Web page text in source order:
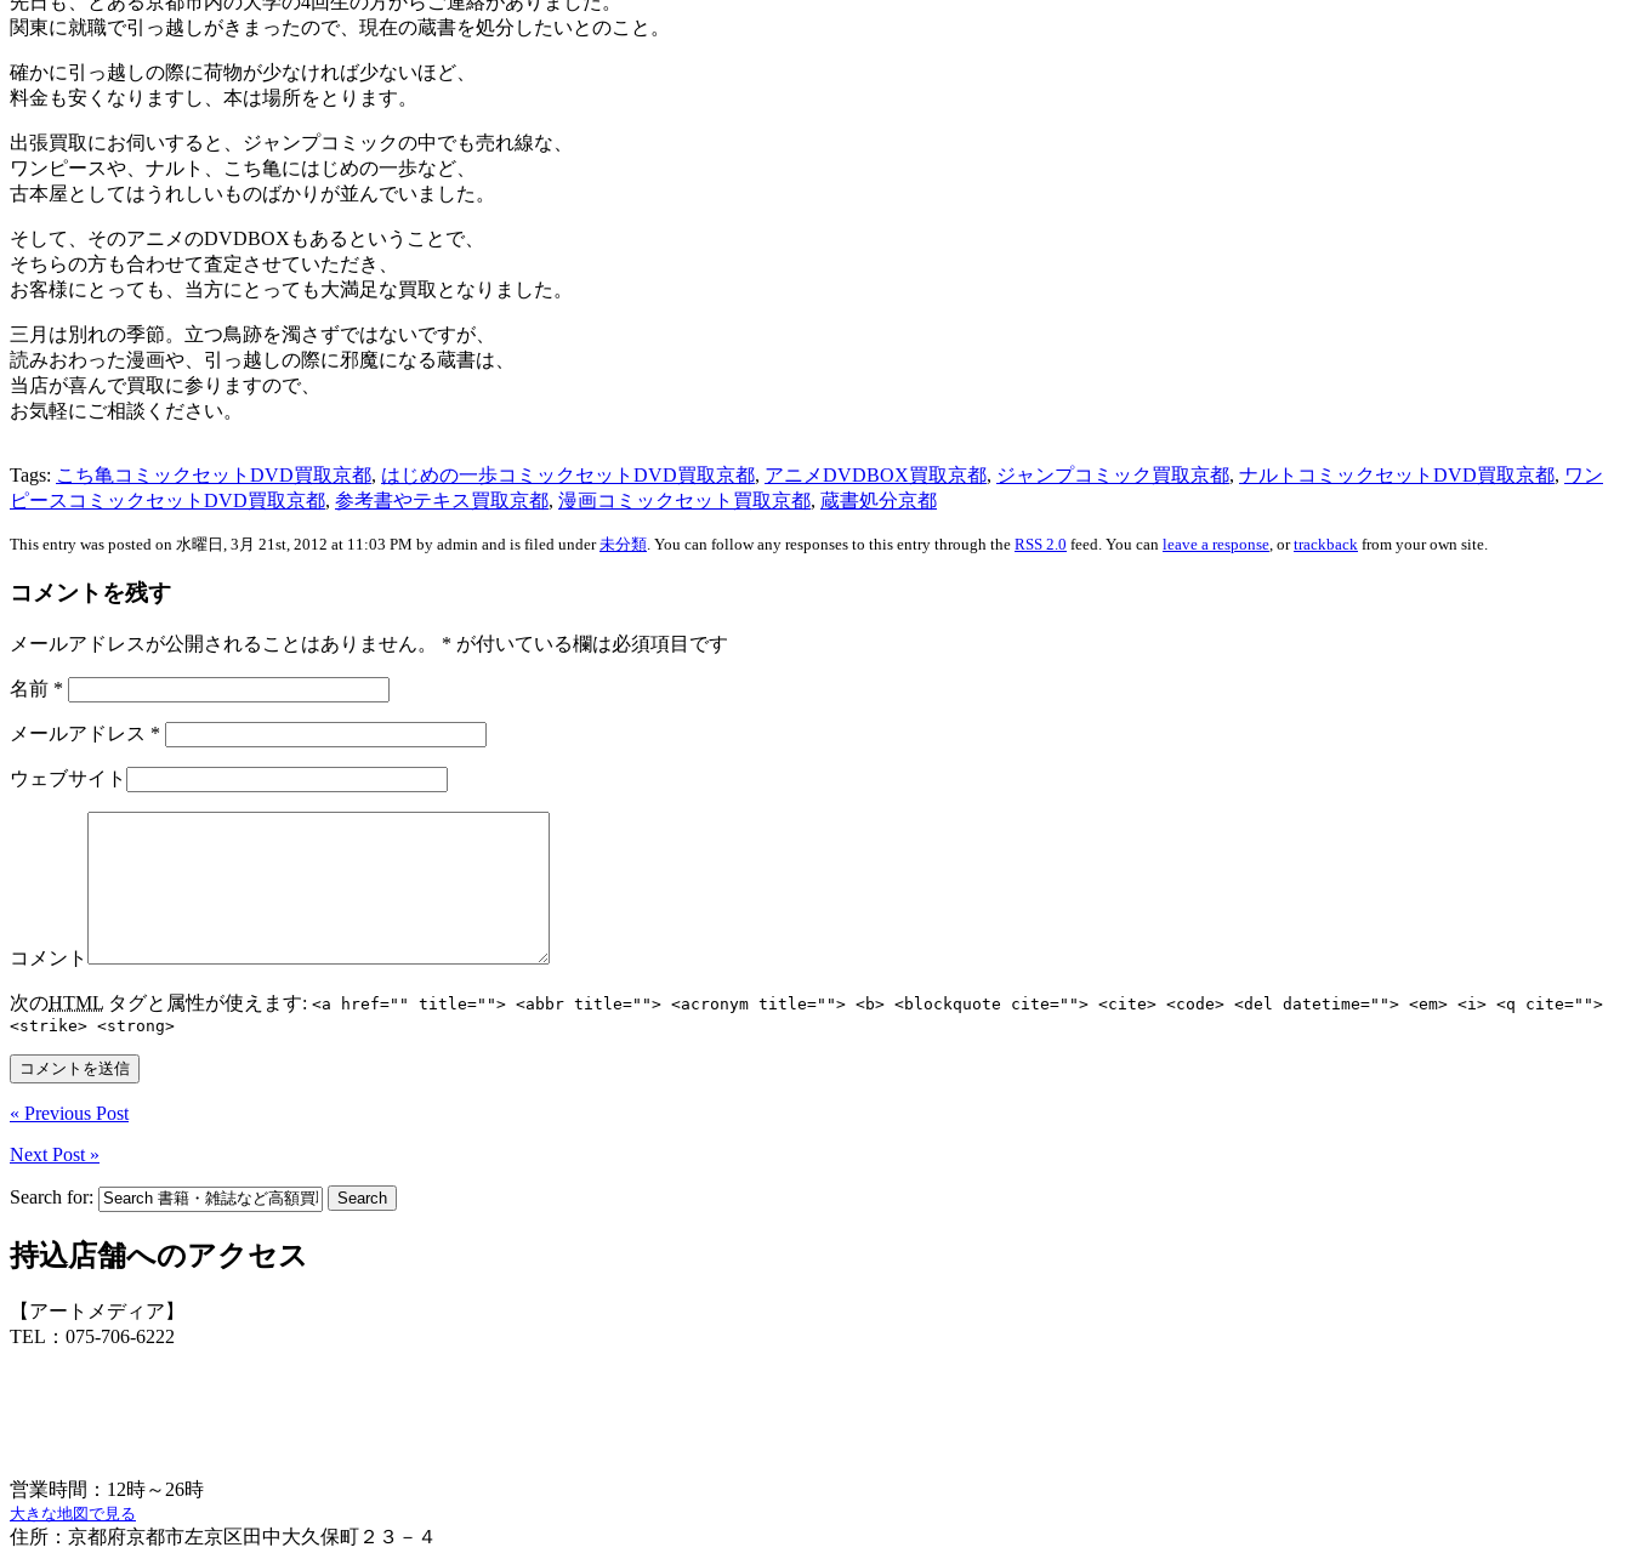
関東に就職で引っ越しがきまったので、現在の蔵書を処分したいとのこと。
確かに引っ越しの際に荷物が少なければ少ないほど、
料金も安くなりますし、本は場所をとります。
出張買取にお伺いすると、ジャンプコミックの中でも売れ線な、
ワンピースや、ナルト、こち亀にはじめの一歩など、
古本屋としてはうれしいものばかりが並んでいました。
そして、そのアニメのDVDBOXもあるということで、
そちらの方も合わせて査定させていただき、
お客様にとっても、当方にとっても大満足な買取となりました。
三月は別れの季節。立つ鳥跡を濁さずではないですが、
読みおわった漫画や、引っ越しの際に邪魔になる蔵書は、
当店が喜んで買取に参りますので、
お気軽にご相談ください。
Tags: こち亀コミックセットDVD買取京都, はじめの一歩コミックセットDVD買取京都, アニメDVDBOX買取京都, ジャンプコミック買取京都, ナルトコミックセットDVD買取京都, ワン
ピースコミックセットDVD買取京都, 参考書やテキス買取京都, 漫画コミックセット買取京都, 蔵書処分京都
This entry was posted on 水曜日, 3月 21st, 2012 at 11:03 PM by admin and is filed under未分類 . You can follow any responses to this entry through the RSS 2.0 feed. You can leave a response , ortrackback from your own site.
コメントを残す
メールアドレスが公開されることはありません。 * が付いている欄は必須項目です
名前 *
メールアドレス *
ウェブサイト
コメント
次のHTML タグと属性が使えます: <a href="" title=""> <abbr title=""> <acronym title=""> <b> <blockquote cite=""> <cite> <code> <del datetime=""> <em> <i> <q cite="">
<strike> <strong>
« Previous Post
Next Post »
Search for:
持込店舗へのアクセス
【アートメディア】
TEL：075-706-6222
営業時間：12時～26時
大きな地図で見る
住所：京都府京都市左京区田中大久保町２３－４